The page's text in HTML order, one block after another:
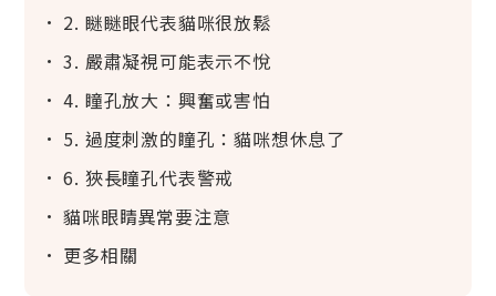
2. 瞇瞇眼代表貓咪很放鬆
3. 嚴肅凝視可能表示不悅
4. 瞳孔放大：興奮或害怕
5. 過度刺激的瞳孔：貓咪想休息了
6. 狹長瞳孔代表警戒
貓咪眼睛異常要注意
更多相關